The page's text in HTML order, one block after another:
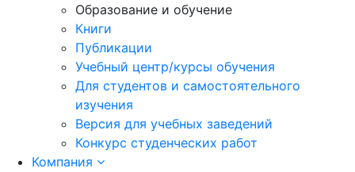
Образование и обучение
Книги
Публикации
Учебный центр/курсы обучения
Для студентов и самостоятельного
изучения
Версия для учебных заведений
Конкурс студенческих работ
Компания